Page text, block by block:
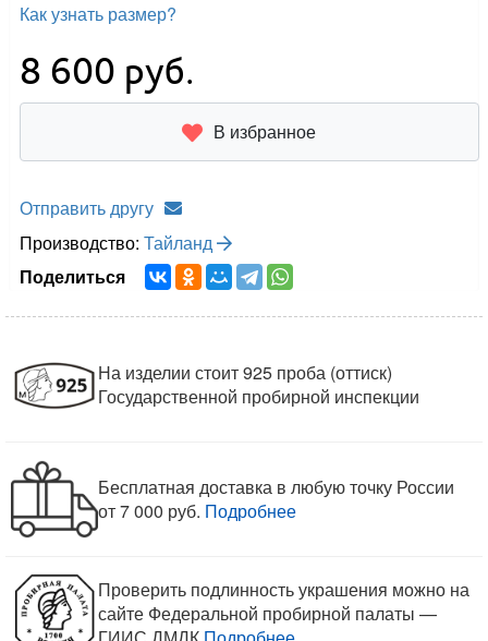
Как узнать размер?
8 600 руб.
В избранное
Отправить другу
Производство:Тайланд
Поделиться
На изделии стоит 925 проба (оттиск)
Государственной пробирной инспекции
Бесплатная доставка в любую точку России
от 7 000 руб. Подробнее
Проверить подлинность украшения можно на
сайте Федеральной пробирной палаты —